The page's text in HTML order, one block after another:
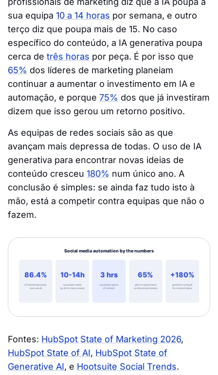
sua equipa 10 a 14 horas por semana, e outro
terço diz que poupa mais de 15. No caso
específico do conteúdo, a IA generativa poupa
cerca de três horas por peça. É por isso que
65% dos líderes de marketing planeiam
continuar a aumentar o investimento em IA e
automação, e porque 75% dos que já investiram
dizem que isso gerou um retorno positivo.
As equipas de redes sociais são as que
avançam mais depressa de todas. O uso de IA
generativa para encontrar novas ideias de
conteúdo cresceu 180% num único ano. A
conclusão é simples: se ainda faz tudo isto à
mão, está a competir contra equipas que não o
fazem.
Fontes: HubSpot State of Marketing 2026,
HubSpot State of AI, HubSpot State of
Generative AI, e Hootsuite Social Trends.